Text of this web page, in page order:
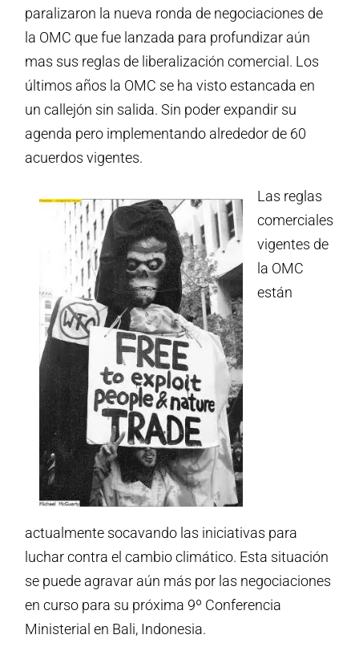
paralizaron la nueva ronda de negociaciones de
la OMC que fue lanzada para profundizar aún
mas sus reglas de liberalización comercial. Los
últimos años la OMC se ha visto estancada en
un callejón sin salida. Sin poder expandir su
agenda pero implementando alrededor de 60
acuerdos vigentes.
Las reglas
comerciales
vigentes de
la OMC
están
actualmente socavando las iniciativas para
luchar contra el cambio climático. Esta situación
se puede agravar aún más por las negociaciones
en curso para su próxima 9º Conferencia
Ministerial en Bali, Indonesia.